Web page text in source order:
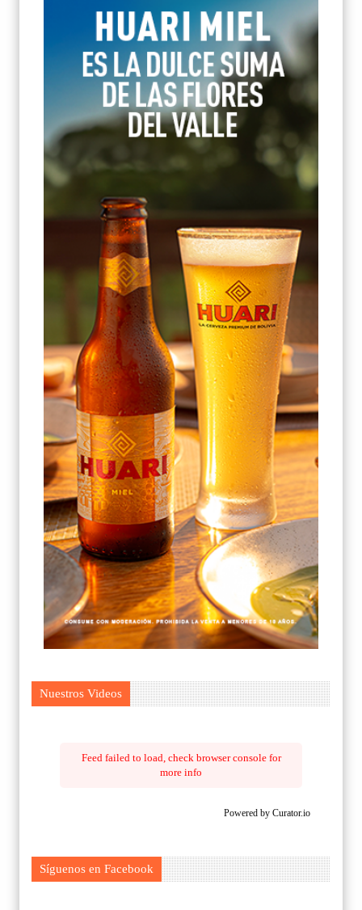
Nuestros Videos
Feed failed to load, check browser console for
more info
Powered by Curator.io
Síguenos en Facebook